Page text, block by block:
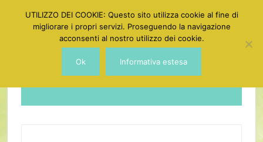
Dotgirl
UTILIZZO DEI COOKIE: Questo sito utilizza cookie al fine di
migliorare i propri servizi. Proseguendo la navigazione
acconsenti al nostro utilizzo dei cookie.
Ok Informativa estesa